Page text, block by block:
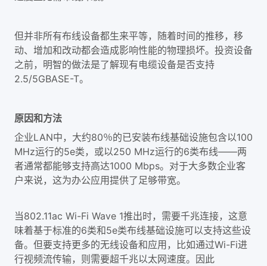
但并非所有布线设备都生来平等，随着时间的推移，移
动、增加和改动都会造成影响性能的物理损坏。投资设备
之前，明智的做法是了解现有电缆设备是否支持
2.5/5GBASE-T。
原因和方法
企业LAN中，大约80％的已安装布线基础设施包含以100
MHz运行的5e类，或以250 MHz运行的6类布线——两
者通常都能够支持高达1000 Mbps。对于大多数企业客
户来说，这为办公应用提供了足够带宽。
当802.11ac Wi-Fi Wave 1推出时，需要千兆连接，这意
味着基于标准的6类和5e类布线基础设施可以支持这些设
备。但要支持更多的无线设备和应用，比如通过Wi-Fi进
行视频流传输，则需要超千兆以太网速度。因此